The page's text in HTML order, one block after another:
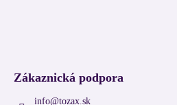
Zákaznická podpora
info@tozax.sk